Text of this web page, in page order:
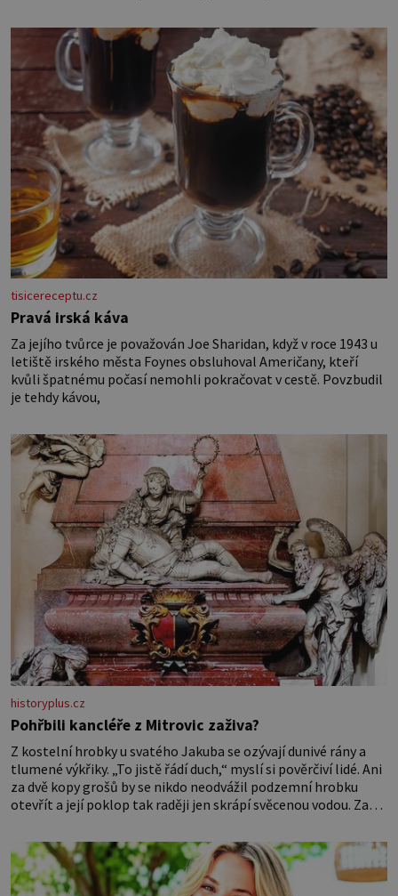
koloběžce a den zakončit poznáváním památek ve Velkých
Losinách nebo v termálním
tisicereceptu.cz
Pravá irská káva
Za jejího tvůrce je považován Joe Sharidan, když v roce 1943 u
letiště irského města Foynes obsluhoval Američany, kteří
kvůli špatnému počasí nemohli pokračovat v cestě. Povzbudil
je tehdy kávou,
historyplus.cz
Pohřbili kancléře z Mitrovic zaživa?
Z kostelní hrobky u svatého Jakuba se ozývají dunivé rány a
tlumené výkřiky. „To jistě řádí duch,“ myslí si pověrčiví lidé. Ani
za dvě kopy grošů by se nikdo neodvážil podzemní hrobku
otevřít a její poklop tak raději jen skrápí svěcenou vodou. Za
později hrobku